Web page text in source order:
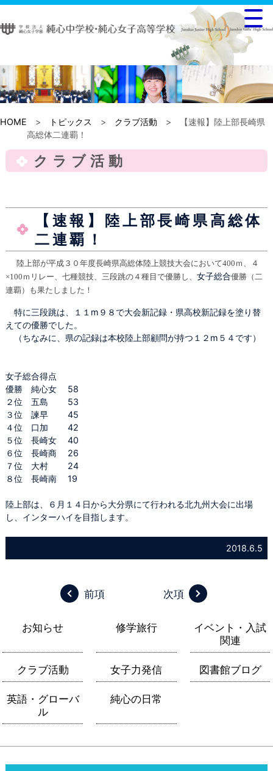
HOME > トピックス > クラブ活動 > 【速報】陸上部長崎県
高総体二連覇！
クラブ活動
【速報】陸上部長崎県高総体
二連覇！
陸上部が平成３０年度長崎県高総体陸上競技大会において400ｍ、４
×100ｍリレー、七種競技、三段跳の４種目で優勝し、 女子総合優勝（二
連覇）
も果たしました！
特に三段跳は、１１m９８で大会新記録・県高校新記録を塗り替
えての優勝でした。
（ちなみに、県の記録は本校陸上部顧問が持つ１２m５４です）
女子総合得点
優勝 純心女 58
２位 五島 53
３位 諫早 45
４位 口加 42
５位 長崎女 40
６位 長崎商 26
７位 大村 24
８位 長崎南 19
陸上部は、６月１４日から大分県にて行われる北九州大会に出場
し、インターハイを目指します。
2018.6.5
前項 次項
お知らせ 修学旅行
イベント・入試
関連
クラブ活動 女子力発信 図書館ブログ
英語・グローバ
ル
純心の日常